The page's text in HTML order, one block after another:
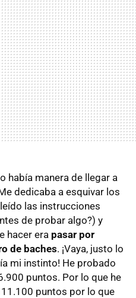
había manera de llegar a
dedicaba a esquivar los
las instrucciones
de probar algo?) y
hacer era pasar por
de baches. ¡Vaya, justo lo
mi instinto! He probado
puntos. Por lo que he
puntos por lo que